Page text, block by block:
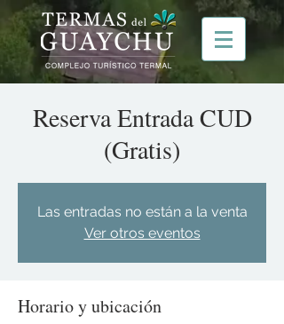
Reserva Entrada CUD
(Gratis)
Las entradas no están a la venta
Ver otros eventos
Horario y ubicación